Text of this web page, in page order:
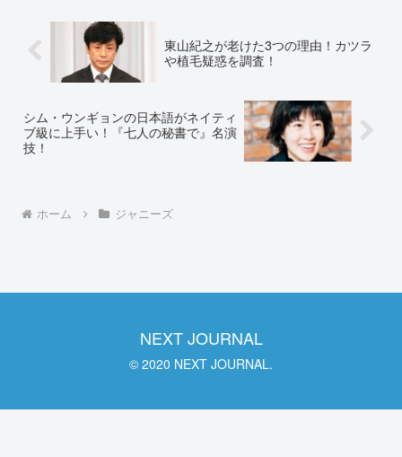
東山紀之が老けた3つの理由！カツラ
や植毛疑惑を調査！
シム・ウンギョンの日本語がネイティ
ブ級に上手い！『七人の秘書で』名演
技！
ホーム ジャニーズ
NEXT JOURNAL
© 2020 NEXT JOURNAL.